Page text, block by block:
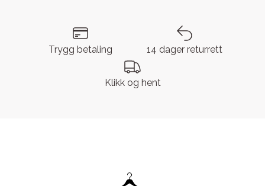
Trygg betaling 14 dager returrett
Klikk og hent